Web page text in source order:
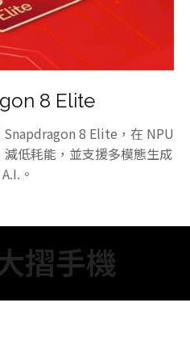
8 Elite
8 Elite，在 NPU
低耗能，並支援多模態生成
。
摺手機